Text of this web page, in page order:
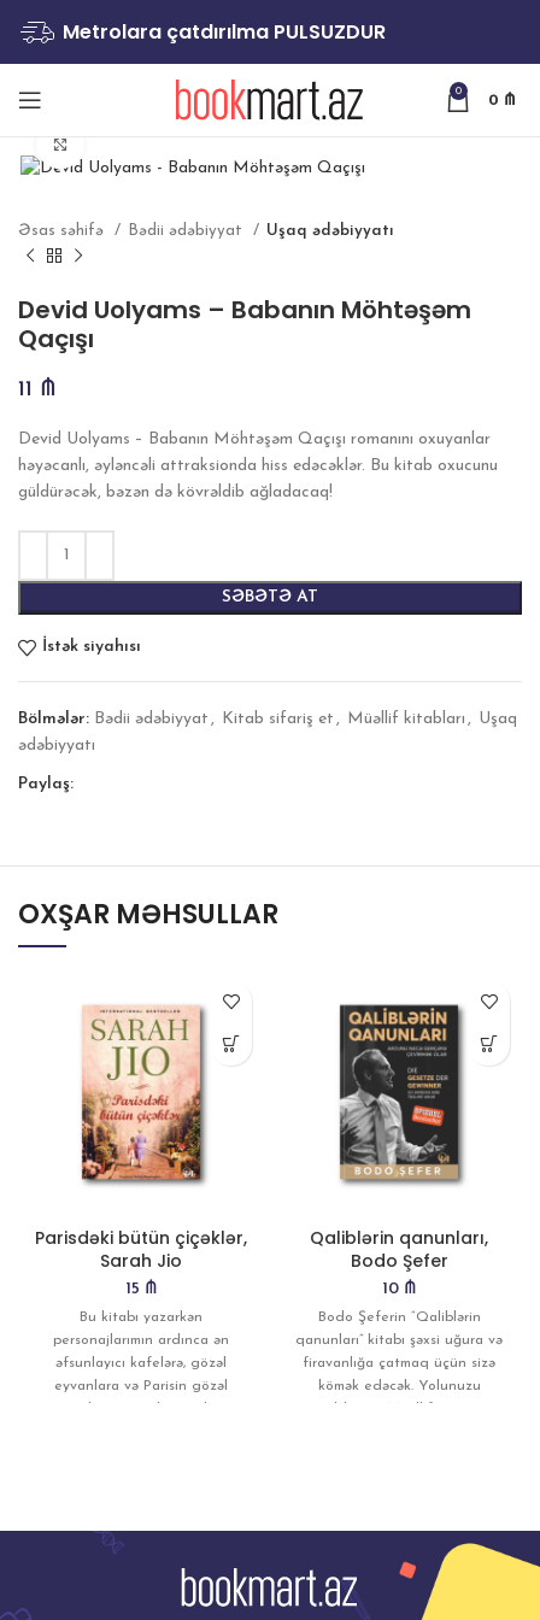
Metrolara çatdırılma PULSUZDUR
0
0 ₼
Əsas səhifə Bədii ədəbiyyat Uşaq ədəbiyyatı
Devid Uolyams – Babanın Möhtəşəm
Qaçışı
11 ₼
Devid Uolyams – Babanın Möhtəşəm Qaçışı romanını oxuyanlar
həyəcanlı, əyləncəli attraksionda hiss edəcəklər. Bu kitab oxucunu
güldürəcək, bəzən də kövrəldib ağladacaq!
SƏBƏTƏ AT
İstək siyahısı
Bölmələr: Bədii ədəbiyyat , Kitab sifariş et , Müəllif kitabları , Uşaq
ədəbiyyatı
Paylaş:
OXŞAR MƏHSULLAR
Parisdəki bütün çiçəklər,
Sarah Jio
15 ₼
Bu kitabı yazarkən
personajlarımın ardınca ən
əfsunlayıcı kafelərə, gözəl
eyvanlara və Parisin gözəl
Qaliblərin qanunları,
Bodo Şefer
10 ₼
Bodo Şeferin “Qaliblərin
qanunları” kitabı şəxsi uğura və
firavanlığa çatmaq üçün sizə
kömək edəcək. Yolunuzu